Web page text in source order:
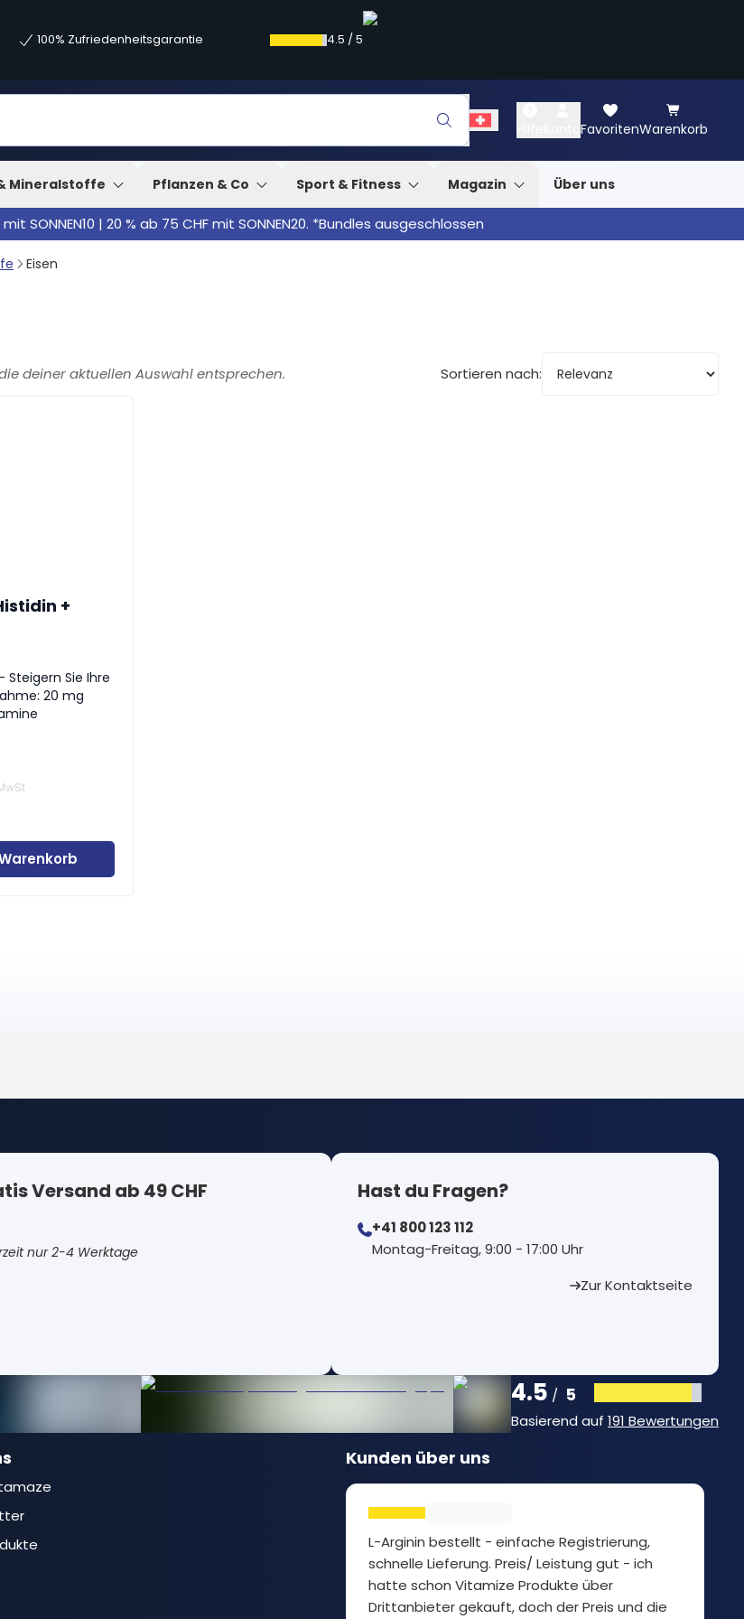
100% Zufriedenheitsgarantie 4.5 /5
FavoritenWarenkorb
Mineralstoffe Pflanzen & Co Sport & Fitness Magazin Über uns
SONNEN10 | 20 % ab 75 CHF mit SONNEN20. *Bundles ausgeschlossen
Eisen
deiner aktuellen Auswahl entsprechen. Sortieren nach:
+
Steigern Sie Ihre
20 mg
Versand ab 49 CHF
nur 2-4 Werktage
Hast du Fragen?
+41 800 123 112
⁠Montag-Freitag, 9:00 - 17:00 Uhr
Zur Kontaktseite
4.5 / 5
Basierend auf 191 Bewertungen
Kunden über uns
L-Arginin bestellt - einfache Registrierung,
schnelle Lieferung. Preis/ Leistung gut - ich
hatte schon Vitamize Produkte über
Drittanbieter gekauft, doch der Preis und die